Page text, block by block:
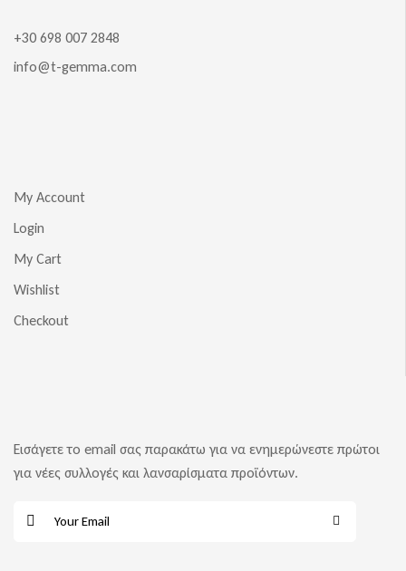
+30 698 007 2848
info@t-gemma.com
My Account
Login
My Cart
Wishlist
Checkout
Εισάγετε το email σας παρακάτω για να ενημερώνεστε πρώτοι
για νέες συλλογές και λανσαρίσματα προϊόντων.